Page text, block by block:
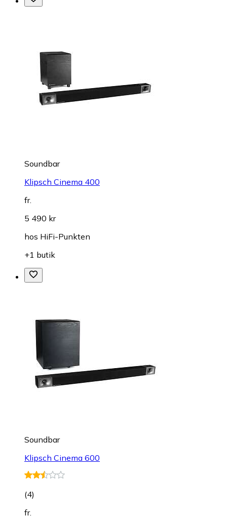
Soundbar
Klipsch Cinema 400
fr.
5 490 kr
hos HiFi-Punkten
+1 butik
Soundbar
Klipsch Cinema 600
(4)
fr.